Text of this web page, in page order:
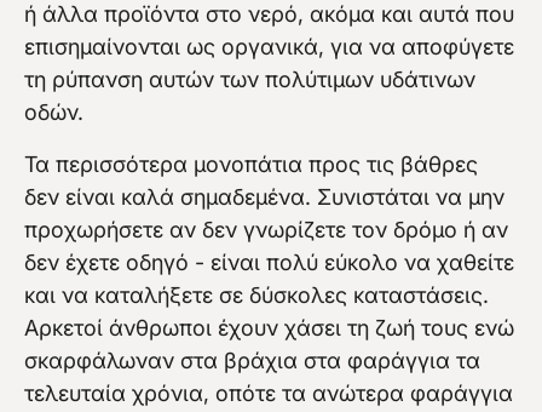
ή άλλα προϊόντα στο νερό, ακόμα και αυτά που
επισημαίνονται ως οργανικά, για να αποφύγετε
τη ρύπανση αυτών των πολύτιμων υδάτινων
οδών.
Τα περισσότερα μονοπάτια προς τις βάθρες
δεν είναι καλά σημαδεμένα. Συνιστάται να μην
προχωρήσετε αν δεν γνωρίζετε τον δρόμο ή αν
δεν έχετε οδηγό - είναι πολύ εύκολο να χαθείτε
και να καταλήξετε σε δύσκολες καταστάσεις.
Αρκετοί άνθρωποι έχουν χάσει τη ζωή τους ενώ
σκαρφάλωναν στα βράχια στα φαράγγια τα
τελευταία χρόνια, οπότε τα ανώτερα φαράγγια